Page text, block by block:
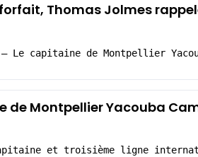
Thomas Jolmes
Le capitaine de Montpellier
de Montpellier Yacouba
et troisième ligne